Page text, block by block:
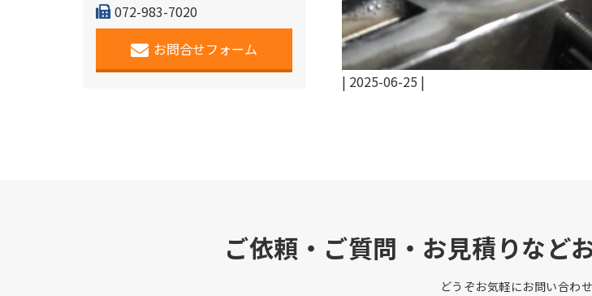
| 2025-06-25 |
072-983-7020
お問合せフォーム
ご依頼・ご質問・お見積りなど
どうぞお気軽にお問い合わせ